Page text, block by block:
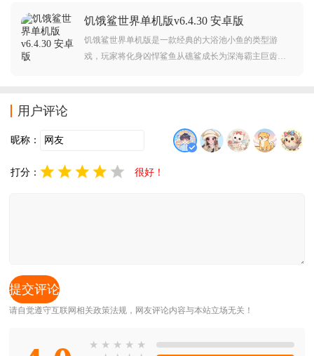
最终成长为统治深海的巨兽。
饥饿鲨世界单机版v6.4.30 安卓版
饥饿鲨世界单机版是一款经典的大浴池小鱼的类型游
戏，玩家将化身凶悍鲨鱼从礁鲨成长为深海霸主巨齿
用户评论
昵称：
打分： 很好！
请自觉遵守互联网相关政策法规，网友评论内容与本站立场无关！
★ ★ ★ ★ ★